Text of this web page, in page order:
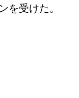
を受けた。